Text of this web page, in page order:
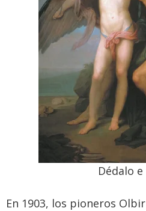
Dédalo
En 1903, los pioneros